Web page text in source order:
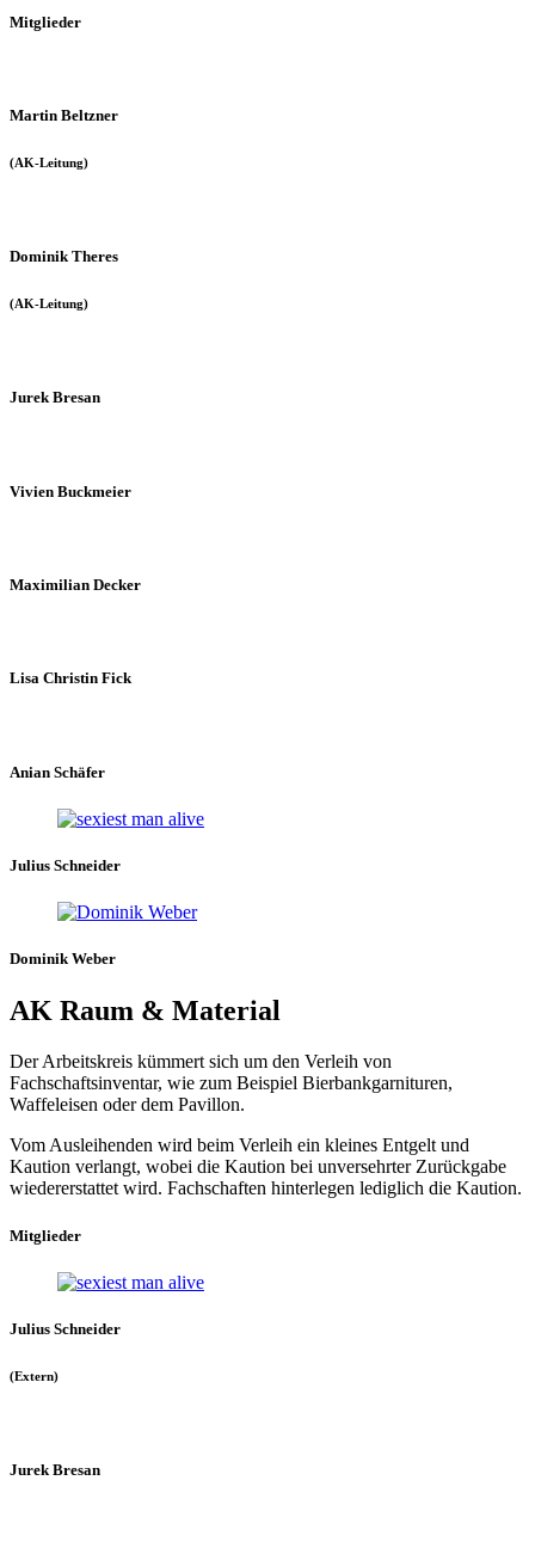
Mitglieder
Martin Beltzner
(AK-Leitung)
Dominik Theres
(AK-Leitung)
Jurek Bresan
Vivien Buckmeier
Maximilian Decker
Lisa Christin Fick
Anian Schäfer
Julius Schneider
Dominik Weber
AK Raum & Material
Der Arbeitskreis kümmert sich um den Verleih von
Fachschaftsinventar, wie zum Beispiel Bierbankgarnituren,
Waffeleisen oder dem Pavillon.
Vom Ausleihenden wird beim Verleih ein kleines Entgelt und
Kaution verlangt, wobei die Kaution bei unversehrter Zurückgabe
wiedererstattet wird. Fachschaften hinterlegen lediglich die Kaution.
Mitglieder
Julius Schneider
(Extern)
Jurek Bresan